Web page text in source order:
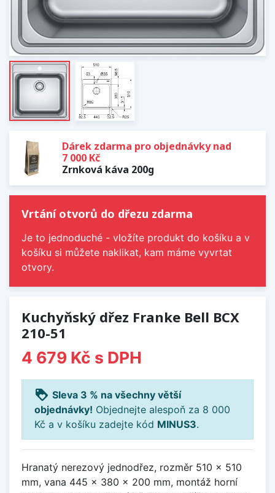
Dárek zdarma pro objednávky nad
7 000 Kč
Zrnková káva 200g
Vrtání otvorů do dřezu zdarma
Je to jednoduché - vložíte produkt do košíku a v
košíku si můžete naklikat, kam máme vyvrtat
otvory.
Kuchyňský dřez Franke Bell BCX
210-51
4 679 Kč s DPH
loyalty Sleva 3 % na všechny větší
objednávky! Objednejte alespoň za 8 000
Kč a v košíku zadejte kód MINUS3.
Hranatý nerezový jednodřez, rozměr 510 x 510
mm, vana 445 x 380 x 200 mm, montáž horní